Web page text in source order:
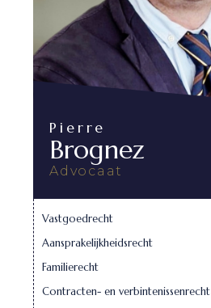
Pierre
Brognez
Advocaat
Vastgoedrecht
Aansprakelijkheidsrecht
Familierecht
Contracten- en verbintenissenrecht